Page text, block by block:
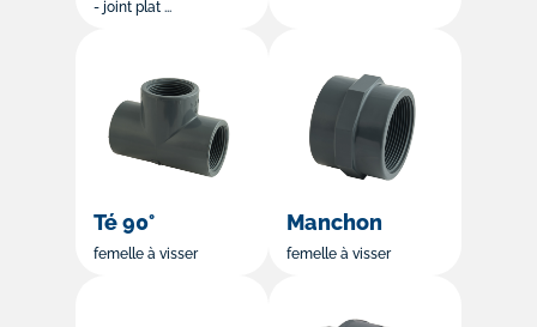
- joint plat ...
Té 90°
femelle à visser
Manchon
femelle à visser